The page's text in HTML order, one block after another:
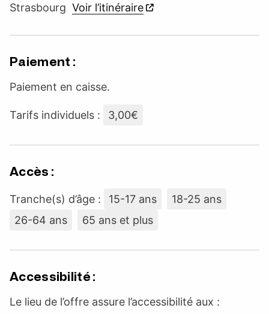
Strasbourg Voir l’itinéraire
Paiement :
Paiement en caisse.
Tarifs individuels : 3,00€
Accès :
Tranche(s) d’âge : 15-17 ans
18-25 ans
26-64 ans
65 ans et plus
Accessibilité :
Le lieu de l’offre assure l’accessibilité aux :